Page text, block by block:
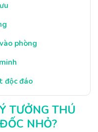
phòng
độc đáo
làm việc
TƯỞNG THÚ
NHỎ?